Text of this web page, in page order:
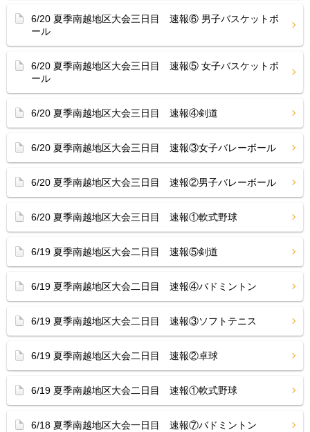
6/20 夏季南越地区大会三日目 速報⑥ 男子バスケットボ
ール
6/20 夏季南越地区大会三日目 速報⑤ 女子バスケットボ
ール
6/20 夏季南越地区大会三日目 速報④剣道
6/20 夏季南越地区大会三日目 速報③女子バレーボール
6/20 夏季南越地区大会三日目 速報②男子バレーボール
6/20 夏季南越地区大会三日目 速報①軟式野球
6/19 夏季南越地区大会二日目 速報⑤剣道
6/19 夏季南越地区大会二日目 速報④バドミントン
6/19 夏季南越地区大会二日目 速報③ソフトテニス
6/19 夏季南越地区大会二日目 速報②卓球
6/19 夏季南越地区大会二日目 速報①軟式野球
6/18 夏季南越地区大会一日目 速報⑦バドミントン